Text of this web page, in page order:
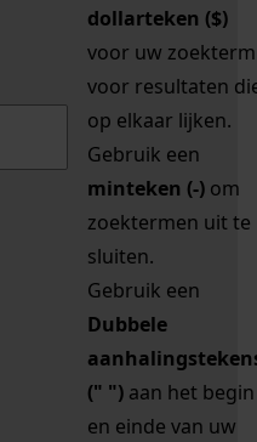
dollarteken ($)
voor uw zoekterm
voor resultaten
op elkaar lijken.
Gebruik een
minteken (-) om
zoektermen uit te
sluiten.
Gebruik een
Dubbele
(" ") aan het begin
en einde van uw